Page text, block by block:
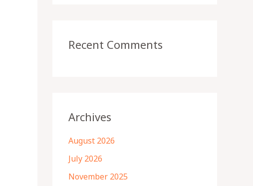
Recent Comments
Archives
August 2026
July 2026
November 2025